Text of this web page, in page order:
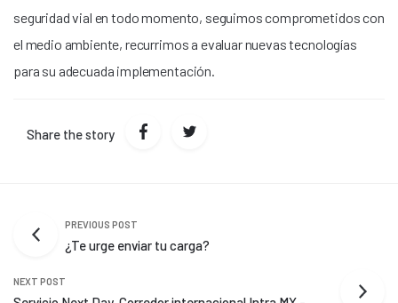
seguridad vial en todo momento, seguimos comprometidos con
el medio ambiente, recurrimos a evaluar nuevas tecnologías
para su adecuada implementación.
Share the story
PREVIOUS POST
¿Te urge enviar tu carga?
NEXT POST